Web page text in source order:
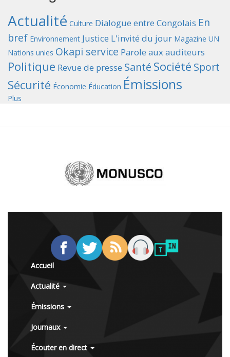
Actualité Culture Dialogue entre Congolais En
bref Environnement Justice L'invité du jour Magazine UN
Nations unies Okapi service Parole aux auditeurs
Politique Revue de presse Santé Société Sport
Sécurité Économie Éducation Émissions
Plus
Accueil
Actualité
Émissions
Journaux
Écouter en direct